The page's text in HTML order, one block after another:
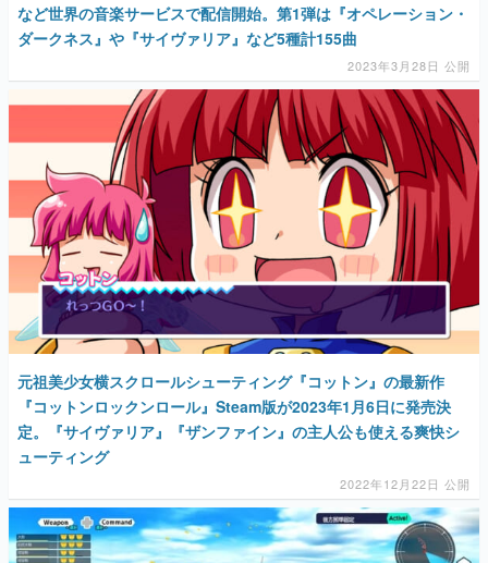
など世界の音楽サービスで配信開始。第1弾は『オペレーション・
ダークネス』や『サイヴァリア』など5種計155曲
2023年3月28日 公開
元祖美少女横スクロールシューティング『コットン』の最新作
『コットンロックンロール』Steam版が2023年1月6日に発売決
定。『サイヴァリア』『ザンファイン』の主人公も使える爽快シ
ューティング
2022年12月22日 公開